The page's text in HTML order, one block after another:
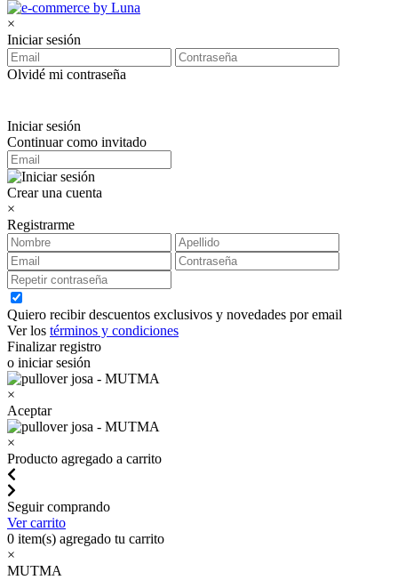
×
Iniciar sesión
Olvidé mi contraseña
Iniciar sesión
Continuar como invitado
Crear una cuenta
×
Registrarme
Quiero recibir descuentos exclusivos y novedades por email
Ver los términos y condiciones
Finalizar registro
o iniciar sesión
×
Aceptar
×
Producto agregado a carrito
Seguir comprando
Ver carrito
0 item(s) agregado tu carrito
×
MUTMA